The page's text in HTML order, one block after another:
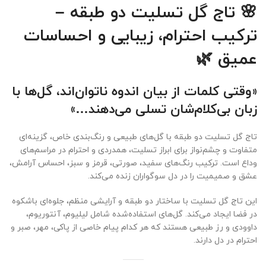
🌸 تاج گل تسلیت دو طبقه –
ترکیب احترام، زیبایی و احساسات
عمیق 🌿
«وقتی کلمات از بیان اندوه ناتوان‌اند، گل‌ها با
زبان بی‌کلام‌شان تسلی می‌دهند…»
تاج گل تسلیت دو طبقه با گل‌های طبیعی و رنگ‌بندی خاص، گزینه‌ای
متفاوت و چشم‌نواز برای ابراز تسلیت، همدردی و احترام در مراسم‌های
وداع است. ترکیب رنگ‌های سفید، صورتی، قرمز و سبز، احساس آرامش،
عشق و صمیمیت را در دل سوگواران زنده می‌کند.
این تاج گل تسلیت با ساختار دو طبقه و آرایشی منظم، جلوه‌ای باشکوه
در فضا ایجاد می‌کند. گل‌های استفاده‌شده شامل لیلیوم، آنتوریوم،
داوودی و رز طبیعی هستند که هر کدام پیام خاصی از پاکی، مهر، صبر و
احترام در دل دارند.